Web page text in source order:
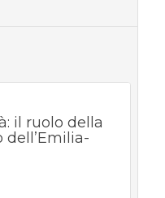
il ruolo della